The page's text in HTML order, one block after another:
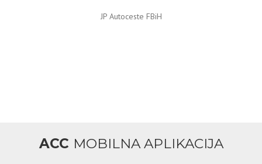
JP Autoceste FBiH
ACC MOBILNA APLIKACIJA